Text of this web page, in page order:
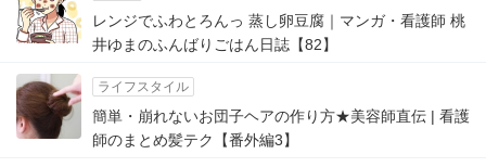
レンジでふわとろんっ 蒸し卵豆腐｜マンガ・看護師 桃
井ゆまのふんばりごはん日誌【82】
ライフスタイル
簡単・崩れないお団子ヘアの作り方★美容師直伝 | 看護
師のまとめ髪テク【番外編3】